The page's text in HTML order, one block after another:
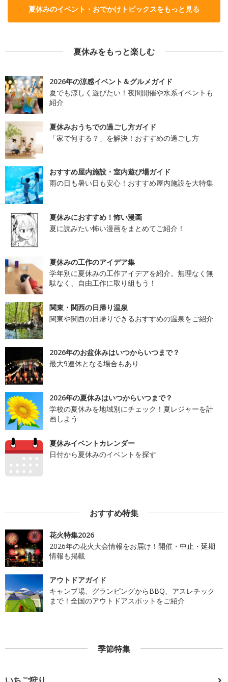
夏休みのイベント・おでかけトピックスをもっと見る
夏休みをもっと楽しむ
2026年の涼感イベント＆グルメガイド
夏でも涼しく遊びたい！夜間開催や水系イベントも
紹介
夏休みおうちでの過ごし方ガイド
「家で何する？」を解決！おすすめの過ごし方
おすすめ屋内施設・室内遊び場ガイド
雨の日も暑い日も安心！おすすめ屋内施設を大特集
夏休みにおすすめ！怖い漫画
夏に読みたい怖い漫画をまとめてご紹介！
夏休みの工作のアイデア集
学年別に夏休みの工作アイデアを紹介。無理なく無
駄なく、自由工作に取り組もう！
関東・関西の日帰り温泉
関東や関西の日帰りできるおすすめの温泉をご紹介
2026年のお盆休みはいつからいつまで？
最大9連休となる場合もあり
2026年の夏休みはいつからいつまで？
学校の夏休みを地域別にチェック！夏レジャーを計
画しよう
夏休みイベントカレンダー
日付から夏休みのイベントを探す
おすすめ特集
花火特集2026
2026年の花火大会情報をお届け！開催・中止・延期
情報も掲載
アウトドアガイド
キャンプ場、グランピングからBBQ、アスレチック
まで！全国のアウトドアスポットをご紹介
季節特集